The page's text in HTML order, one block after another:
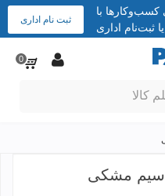
با
ثبت‌نام اداری
ثبت نام اداری
0
سیم مشکی